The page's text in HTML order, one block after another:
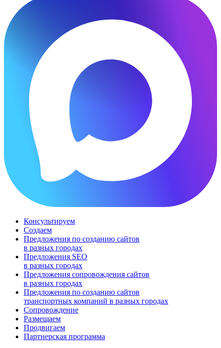
Консультируем
Создаем
Предложения по созданию сайтов
в разных городах
Предложения SEO
в разных городах
Предложения сопровождения сайтов
в разных городах
Предложения по cозданию сайтов
транспортных компаний в разных городах
Сопровождение
Размещаем
Продвигаем
Партнерская программа